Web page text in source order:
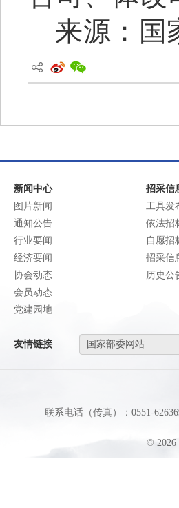
来源：国
新闻中心
图片新闻
通知公告
行业要闻
经济要闻
协会动态
会员动态
党建园地
招采信
工具发
依法招
自愿招
招采信
历史公
友情链接
联系电话（传真）：0551-
© 2026